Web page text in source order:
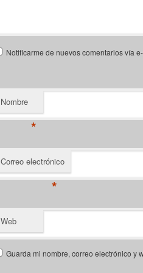
Notificarme de nuevos comentarios vía
Nombre
*
Correo electrónico
*
Web
Guarda mi nombre, correo electrónico y